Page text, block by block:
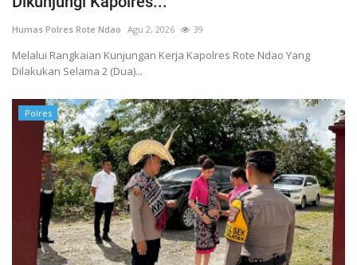
Binmas
Humas Polres Rote Ndao Agu 2, 2026 39
Melalui Rangkaian Kunjungan Kerja Kapolres Rote Ndao Yang
Dilakukan Selama 2 (Dua)...
Polres